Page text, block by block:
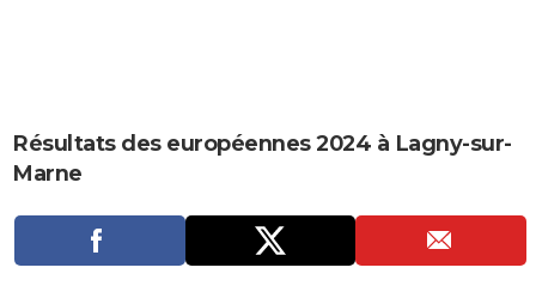
CARTE DE VOEUX
Carte de Noël
Carte Bonne année
Carte Saint-Valentin
Carte Pâques
Carte d'anniversaire
Dictionnaire
Biographies
Expressions
Proverbes
PROGRAMME TV
Résultats des européennes 2024 à Lagny-sur-
Marne